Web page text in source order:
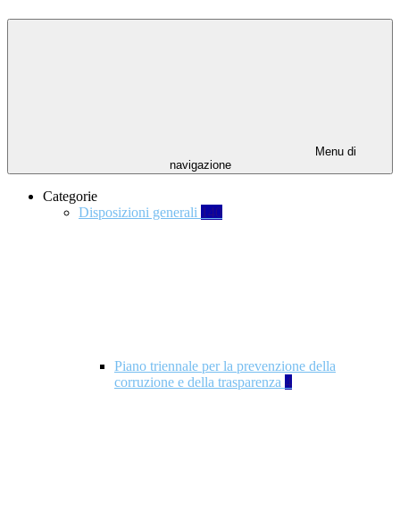
Menu di
navigazione
Categorie
Disposizioni generali 140
Piano triennale per la prevenzione della
corruzione e della trasparenza 4